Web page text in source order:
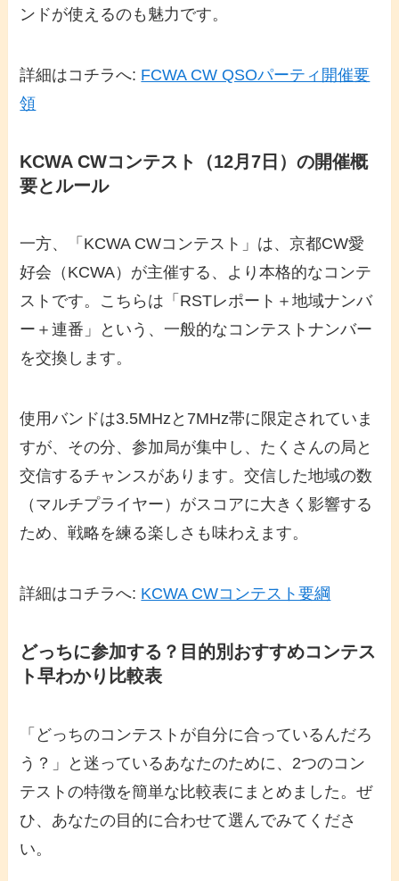
ンドが使えるのも魅力です。
詳細はコチラへ: FCWA CW QSOパーティ開催要
領
KCWA CWコンテスト（12月7日）の開催概
要とルール
一方、「KCWA CWコンテスト」は、京都CW愛
好会（KCWA）が主催する、より本格的なコンテ
ストです。こちらは「RSTレポート＋地域ナンバ
ー＋連番」という、一般的なコンテストナンバー
を交換します。
使用バンドは3.5MHzと7MHz帯に限定されていま
すが、その分、参加局が集中し、たくさんの局と
交信するチャンスがあります。交信した地域の数
（マルチプライヤー）がスコアに大きく影響する
ため、戦略を練る楽しさも味わえます。
詳細はコチラへ: KCWA CWコンテスト要綱
どっちに参加する？目的別おすすめコンテス
ト早わかり比較表
「どっちのコンテストが自分に合っているんだろ
う？」と迷っているあなたのために、2つのコン
テストの特徴を簡単な比較表にまとめました。ぜ
ひ、あなたの目的に合わせて選んでみてくださ
い。